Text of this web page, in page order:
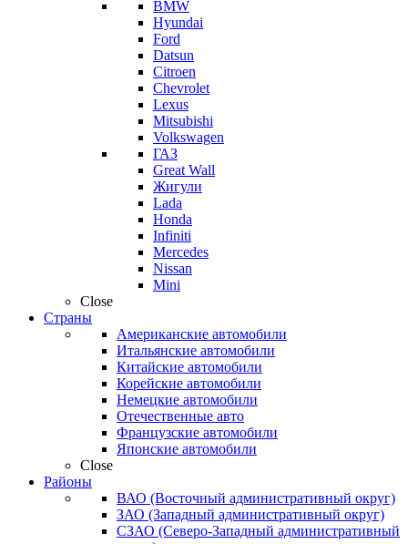
BMW
Hyundai
Ford
Datsun
Citroen
Chevrolet
Lexus
Mitsubishi
Volkswagen
ГАЗ
Great Wall
Жигули
Lada
Honda
Infiniti
Mercedes
Nissan
Mini
Close
Страны
Американские автомобили
Итальянские автомобили
Китайские автомобили
Корейские автомобили
Немецкие автомобили
Отечественные авто
Французские автомобили
Японские автомобили
Close
Районы
ВАО (Восточный административный округ)
ЗАО (Западный административный округ)
СЗАО (Северо-Западный административный